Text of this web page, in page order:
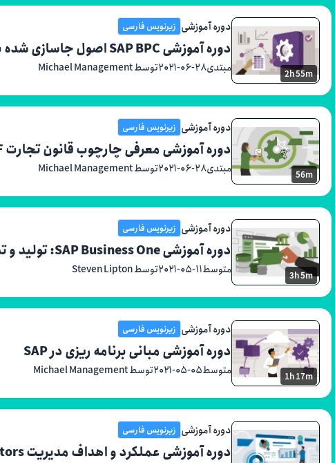
2h 55m
دوره آموزشی زیرنویس فارسی
دوره آموزشی SAP BPC اصول جاسازی شده برای برنامه های کاربردی
مبتدی۲۰۲۱-۰۶-۲۸توسط Michael Management
56m
دوره آموزشی زیرنویس فارسی
دوره آموزشی معرفی چارچوب قانون تجارت SAP (BRF +)
مبتدی۲۰۲۱-۰۶-۲۸توسط Michael Management
3h 5m
دوره آموزشی زیرنویس فارسی
دوره آموزشی SAP Business One: تولید و تدارکات
متوسط۲۰۲۱-۰۵-۱۱توسط Steven Lipton
1h 17m
دوره آموزشی زیرنویس فارسی
دوره آموزشی مبانی برنامه ریزی در SAP
متوسط۲۰۲۱-۰۵-۰۵توسط Michael Management
دوره آموزشی زیرنویس فارسی
دوره آموزشی عملکرد و اهداف مدیریت SAP SuccessFactors